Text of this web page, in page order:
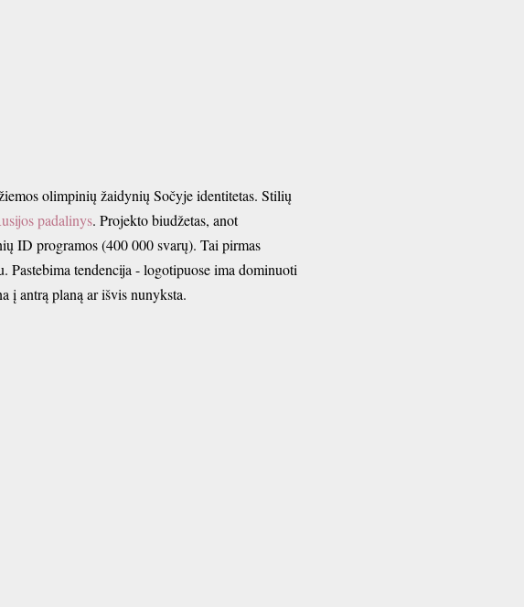
olimpinių žaidynių Sočyje identitetas. Stilių
padalinys. Projekto biudžetas, anot
ID programos (400 000 svarų). Tai pirmas
tendencija - logotipuose ima dominuoti
į antrą planą ar išvis nunyksta.